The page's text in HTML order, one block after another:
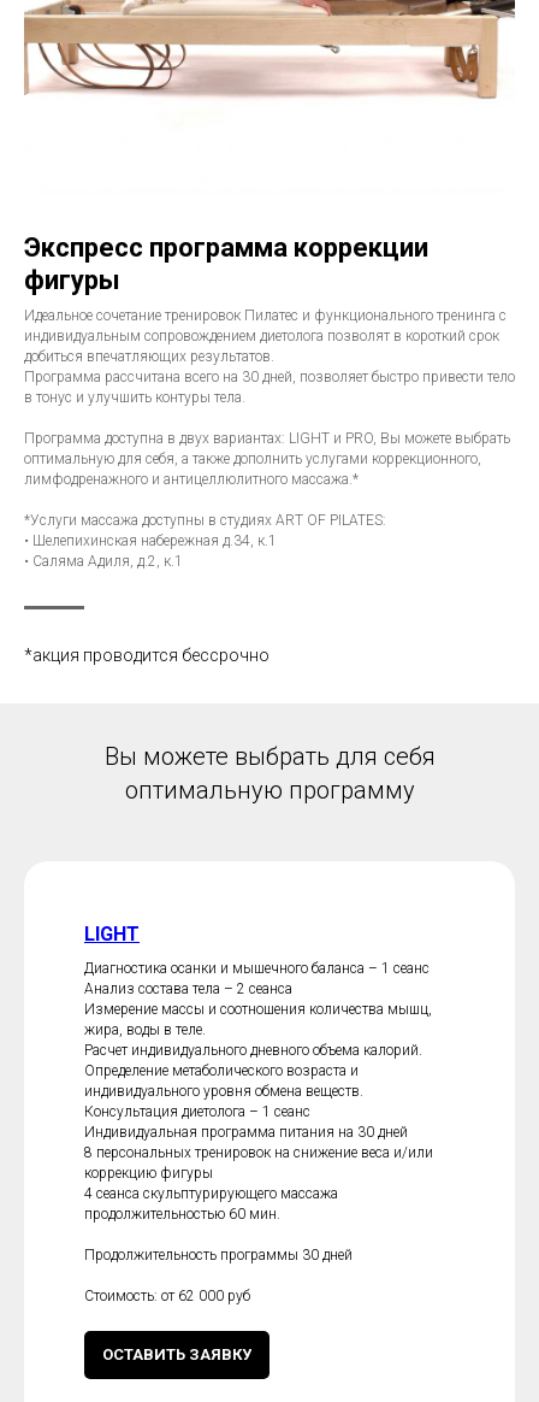
Экспресс программа коррекции
фигуры
Идеальное сочетание тренировок Пилатес и функционального тренинга с
индивидуальным сопровождением диетолога позволят в короткий срок
добиться впечатляющих результатов.
Программа рассчитана всего на 30 дней, позволяет быстро привести тело
в тонус и улучшить контуры тела.
Программа доступна в двух вариантах: LIGHT и PRO, Вы можете выбрать
оптимальную для себя, а также дополнить услугами коррекционного,
лимфодренажного и антицеллюлитного массажа.*
*Услуги массажа доступны в студиях ART OF PILATES:
• Шелепихинская набережная д.34, к.1
• Саляма Адиля, д.2, к.1
*акция проводится бессрочно
Вы можете выбрать для себя
оптимальную программу
LIGHT
Диагностика осанки и мышечного баланса – 1 сеанс
Анализ состава тела – 2 сеанса
Измерение массы и соотношения количества мышц,
жира, воды в теле.
Расчет индивидуального дневного объема калорий.
Определение метаболического возраста и
индивидуального уровня обмена веществ.
Консультация диетолога – 1 сеанс
Индивидуальная программа питания на 30 дней
8 персональных тренировок на снижение веса и/или
коррекцию фигуры
4 сеанса скульптурирующего массажа
продолжительностью 60 мин.
Продолжительность программы 30 дней
Стоимость: от 62 000 руб
ОСТАВИТЬ ЗАЯВКУ